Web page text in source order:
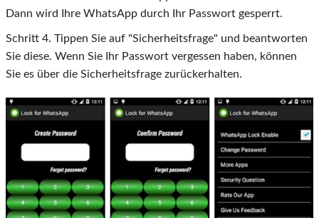
Dann wird Ihre WhatsApp durch Ihr Passwort gesperrt.
Schritt 4. Tippen Sie auf "Sicherheitsfrage" und beantworten
Sie diese. Wenn Sie Ihr Passwort vergessen haben, können
Sie es über die Sicherheitsfrage zurückerhalten.